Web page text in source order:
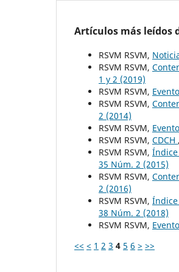
Artículos más leídos
RSVM RSVM,
RSVM RSVM,
1 y 2 (2019)
RSVM RSVM,
RSVM RSVM,
2 (2014)
RSVM RSVM,
RSVM RSVM, CDCH ,
RSVM RSVM,
35 Núm. 2 (2015)
RSVM RSVM,
2 (2016)
RSVM RSVM,
38 Núm. 2 (2018)
RSVM RSVM,
<< < 1 2 3 4 5 6 > >>